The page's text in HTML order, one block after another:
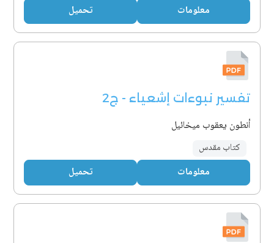
معلومات تحميل
تفسير نبوءات إشعياء - ج2
أنطون يعقوب ميخائيل
كتاب مقدس
معلومات تحميل